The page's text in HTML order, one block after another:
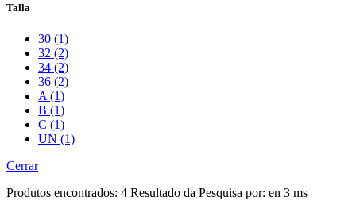
Talla
30 (1)
32 (2)
34 (2)
36 (2)
A (1)
B (1)
C (1)
UN (1)
Cerrar
Produtos encontrados: 4 Resultado da Pesquisa por: en 3 ms